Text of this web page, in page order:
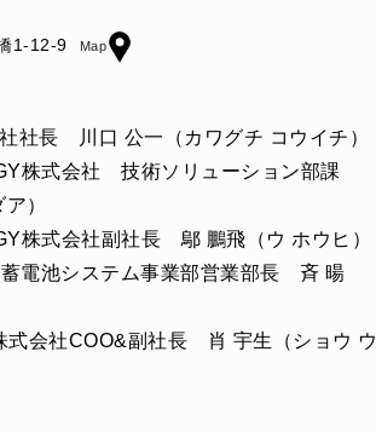
1-12-9
Map
社長 川口 公一（カワグチ コウイチ）
株式会社 技術ソリューション部課
）
株式会社副社長 鄔 鵬飛（ウ ホウヒ）
電池システム事業部営業部長 斉 暘
式会社COO&副社長 肖 宇生（ショウ ウ